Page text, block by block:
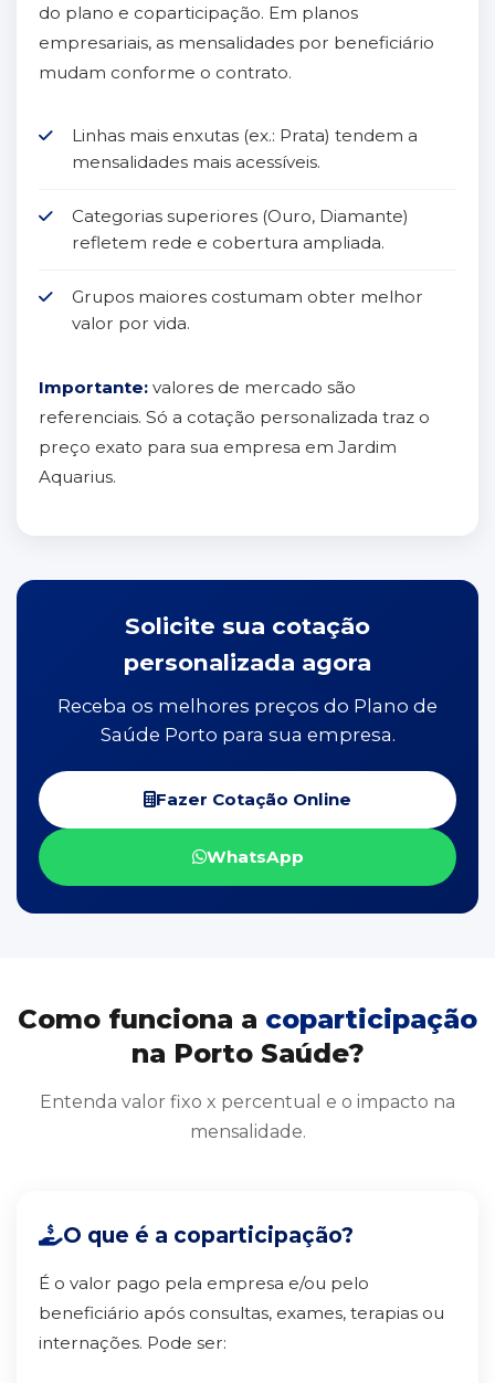
do plano e coparticipação. Em planos
empresariais, as mensalidades por beneficiário
mudam conforme o contrato.
Linhas mais enxutas (ex.: Prata) tendem a
mensalidades mais acessíveis.
Categorias superiores (Ouro, Diamante)
refletem rede e cobertura ampliada.
Grupos maiores costumam obter melhor
valor por vida.
Importante: valores de mercado são
referenciais. Só a cotação personalizada traz o
preço exato para sua empresa em Jardim
Aquarius.
Solicite sua cotação
personalizada agora
Receba os melhores preços do Plano de
Saúde Porto para sua empresa.
Fazer Cotação Online
WhatsApp
Como funciona a coparticipação
na Porto Saúde?
Entenda valor fixo x percentual e o impacto na
mensalidade.
O que é a coparticipação?
É o valor pago pela empresa e/ou pelo
beneficiário após consultas, exames, terapias ou
internações. Pode ser: